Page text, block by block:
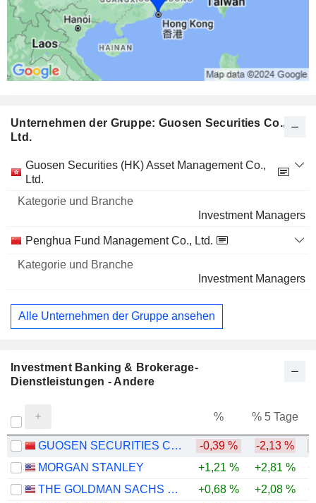
Unternehmen der Gruppe: Guosen Securities Co.,
Ltd.
Kategorie
Guosen Securities (HK) Asset Management Co.,
Ltd.
Investment Managers
Penghua Fund Management Co., Ltd.
Investment Managers
Alle Unternehmen der Gruppe ansehen
Investment Banking & Brokerage-
Dienstleistungen - Andere
% % 5 Tage
GUOSEN SECURITIES CO., LTD. -0,39 % -2,13 %
MORGAN STANLEY
+1,21 % +2,81 %
THE GOLDMAN SACHS GROUP, INC.
+0,68 % +2,08 %